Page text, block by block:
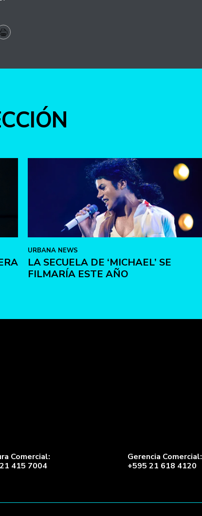
Print
URBANA NEWS
LA SECUELA DE ‘MICHAEL’ SE
FILMARÍA ESTE AÑO
Comercial:
415 7004
Gerencia Comercial:
+595 21 618 4120